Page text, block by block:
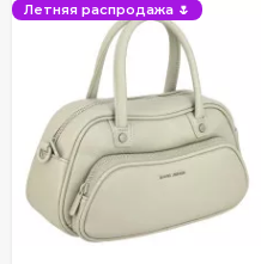
Летняя распродажа 🌷